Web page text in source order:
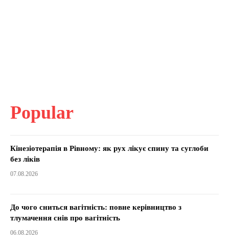
Popular
Кінезіотерапія в Рівному: як рух лікує спину та суглоби
без ліків
07.08.2026
До чого сниться вагітність: повне керівництво з
тлумачення снів про вагітність
06.08.2026